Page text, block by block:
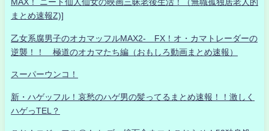
MAX！ ニート仙人仙女の映画三昧老後生活！（無職孤独居老人的
まとめ速報Z)]
乙女系腐男子のオカマッフルMAX2- FX！オ・カマトレーダーの
逆襲！！ 極道のオカマたち編（おもしろ動画まとめ速報）
スーパーウンコ！
新・ハゲッフル！哀愁のハゲ男の髪ってるまとめ速報！！激しく
ハゲっTEL？